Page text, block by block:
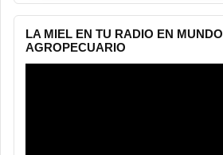
LA MIEL EN TU RADIO EN MUNDO
AGROPECUARIO